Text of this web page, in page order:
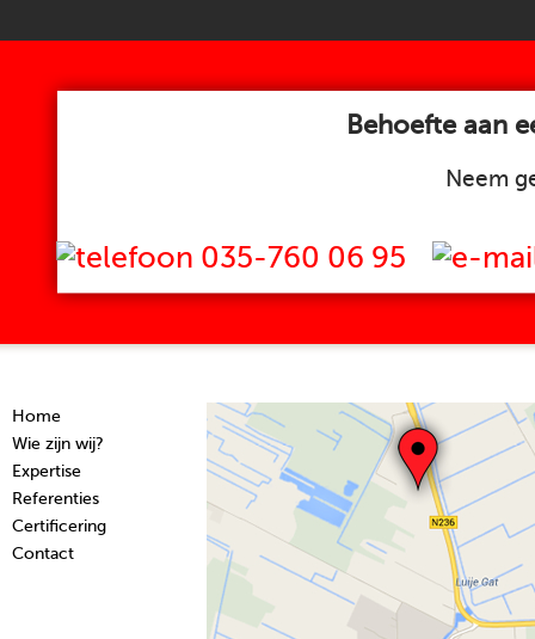
Behoefte aan
Neem
035-760 06 95
Home
Wie zijn wij?
Expertise
Referenties
Certificering
Contact